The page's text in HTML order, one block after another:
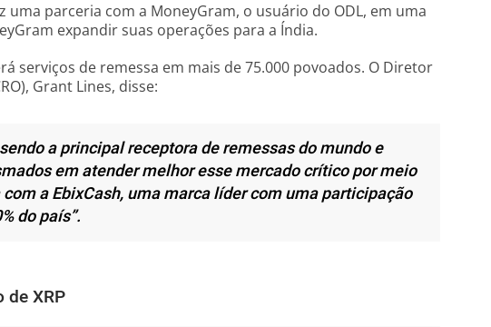
uma parceria com a MoneyGram, o usuário do ODL, em uma
expandir suas operações para a Índia.
serviços de remessa em mais de 75.000 povoados. O Diretor
Grant Lines, disse:
a principal receptora de remessas do mundo e
em atender melhor esse mercado crítico por meio
a EbixCash, uma marca líder com uma participação
do país”.
de XRP